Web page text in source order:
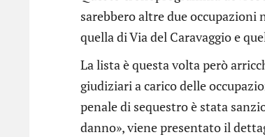
sarebbero altre due
quella di Via del Caravaggio e
La lista è questa volta però
giudiziari a carico delle
penale di sequestro è stata
danno», viene presentato il